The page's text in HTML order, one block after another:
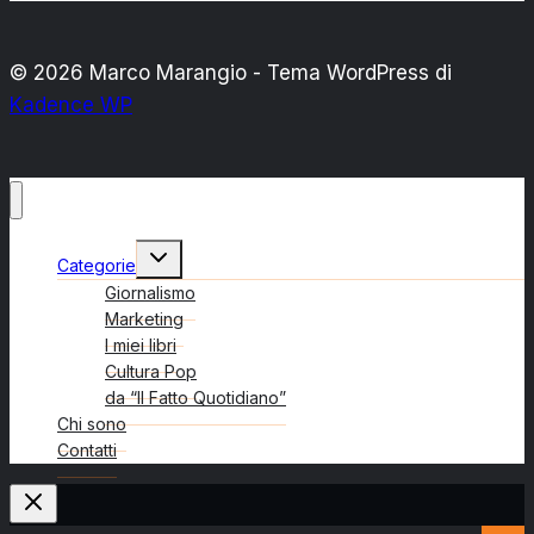
© 2026 Marco Marangio - Tema WordPress di
Kadence WP
Categorie
Alterna
figlio
Giornalismo
Marketing
I miei libri
Cultura Pop
da “Il Fatto Quotidiano”
Chi sono
Contatti
Search Button